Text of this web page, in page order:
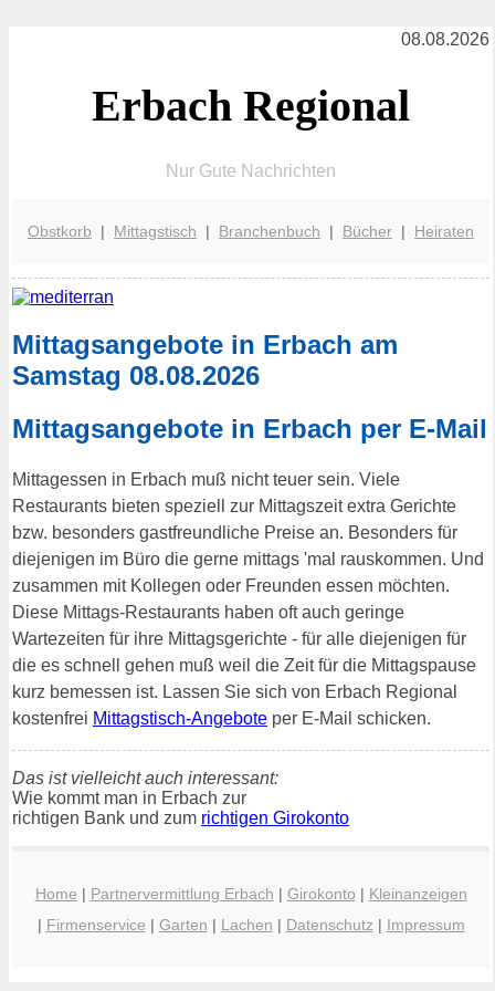
08.08.2026
Erbach Regional
Nur Gute Nachrichten
Obstkorb | Mittagstisch | Branchenbuch | Bücher | Heiraten
Mittagsangebote in Erbach am
Samstag 08.08.2026
Mittagsangebote in Erbach per E-Mail
Mittagessen in Erbach muß nicht teuer sein. Viele
Restaurants bieten speziell zur Mittagszeit extra Gerichte
bzw. besonders gastfreundliche Preise an. Besonders für
diejenigen im Büro die gerne mittags 'mal rauskommen. Und
zusammen mit Kollegen oder Freunden essen möchten.
Diese Mittags-Restaurants haben oft auch geringe
Wartezeiten für ihre Mittagsgerichte - für alle diejenigen für
die es schnell gehen muß weil die Zeit für die Mittagspause
kurz bemessen ist. Lassen Sie sich von Erbach Regional
kostenfrei Mittagstisch-Angebote per E-Mail schicken.
Das ist vielleicht auch interessant:
Wie kommt man in Erbach zur
richtigen Bank und zum richtigen Girokonto
Home | Partnervermittlung Erbach | Girokonto | Kleinanzeigen
| Firmenservice | Garten | Lachen | Datenschutz| Impressum